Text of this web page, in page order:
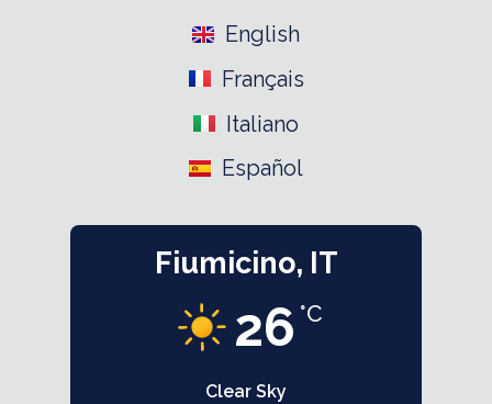
English
Français
Italiano
Español
Fiumicino, IT
26 °C
Clear Sky